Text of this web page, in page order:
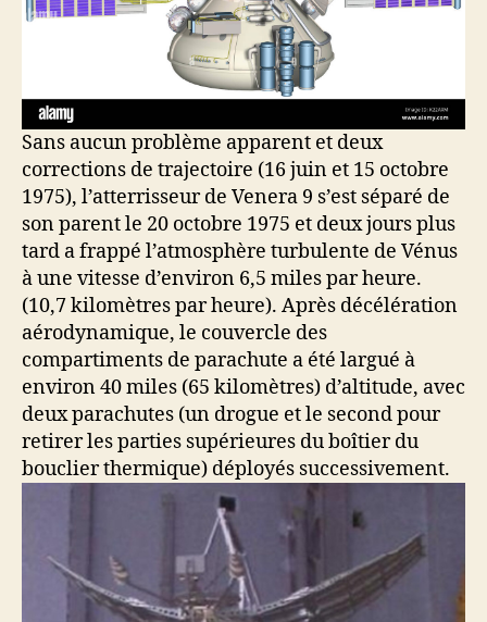
Sans aucun problème apparent et deux
corrections de trajectoire (16 juin et 15 octobre
1975), l’atterrisseur de Venera 9 s’est séparé de
son parent le 20 octobre 1975 et deux jours plus
tard a frappé l’atmosphère turbulente de Vénus
à une vitesse d’environ 6,5 miles par heure.
(10,7 kilomètres par heure). Après décélération
aérodynamique, le couvercle des
compartiments de parachute a été largué à
environ 40 miles (65 kilomètres) d’altitude, avec
deux parachutes (un drogue et le second pour
retirer les parties supérieures du boîtier du
bouclier thermique) déployés successivement.